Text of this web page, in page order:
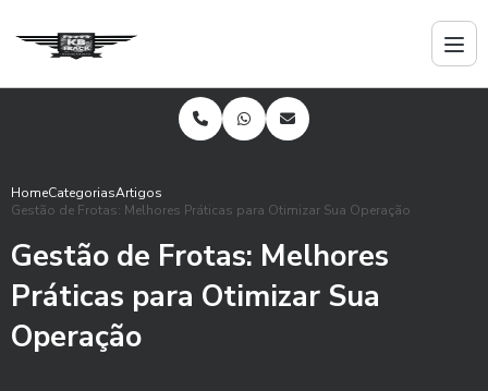
HomeCategoriasArtigos
Gestão de Frotas: Melhores Práticas para Otimizar Sua Operação
Gestão de Frotas: Melhores
Práticas para Otimizar Sua
Operação